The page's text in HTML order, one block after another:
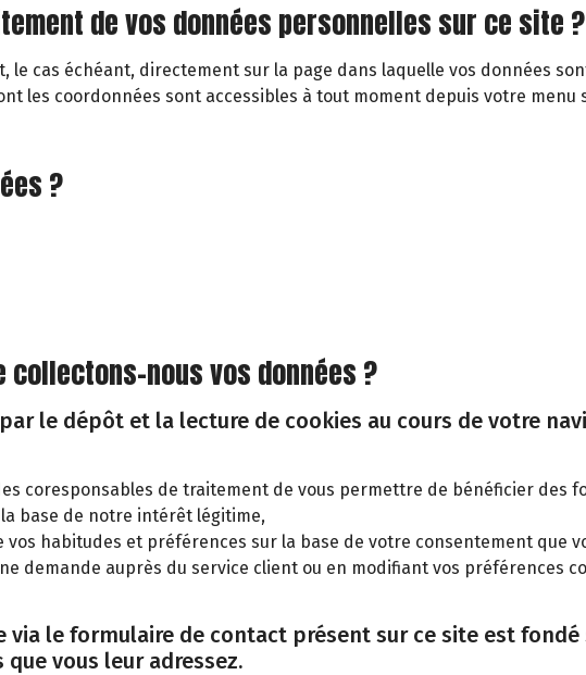
de vos données personnelles sur ce site ?
cas échéant, directement sur la page dans laquelle vos données
les coordonnées sont accessibles à tout moment depuis votre menu
?
nous vos données ?
le dépôt et la lecture de cookies au cours de votre
coresponsables de traitement de vous permettre de bénéficier des
base de notre intérêt légitime,
habitudes et préférences sur la base de votre consentement que
demande auprès du service client ou en modifiant vos préférences
via le formulaire de contact présent sur ce site est
vous leur adressez.